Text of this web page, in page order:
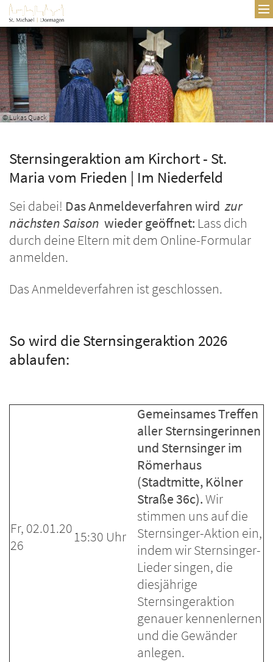
Zum Inhalt springen
© Lukas Quack
Sternsingeraktion am Kirchort - St.
Maria vom Frieden | Im Niederfeld
Sei dabei! Das Anmeldeverfahren wirdzur
nächsten Saison wieder geöffnet: Lass dich
durch deine Eltern mit dem Online-Formular
anmelden.
Das Anmeldeverfahren ist geschlossen.
So wird die Sternsingeraktion 2026
ablaufen:
Fr, 02.01.20
26
15:30 Uhr
Gemeinsames Treffen
aller Sternsingerinnen
und Sternsinger im
Römerhaus
(Stadtmitte, Kölner
Straße 36c).Wir
stimmen uns auf die
Sternsinger-Aktion ein,
indem wir Sternsinger-
Lieder singen, die
diesjährige
Sternsingeraktion
genauer kennenlernen
und die Gewänder
anlegen.